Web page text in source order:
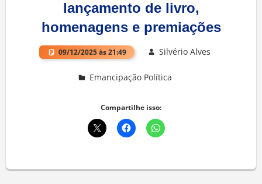
lançamento de livro,
homenagens e premiações
09/12/2025 às 21:49 Silvério Alves
Emancipação Política
Compartilhe isso: